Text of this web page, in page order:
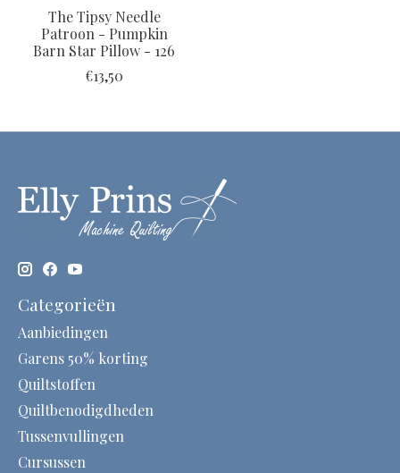
The Tipsy Needle
Patroon - Pumpkin
Barn Star Pillow - 126
€13,50
Categorieën
Aanbiedingen
Garens 50% korting
Quiltstoffen
Quiltbenodigdheden
Tussenvullingen
Cursussen